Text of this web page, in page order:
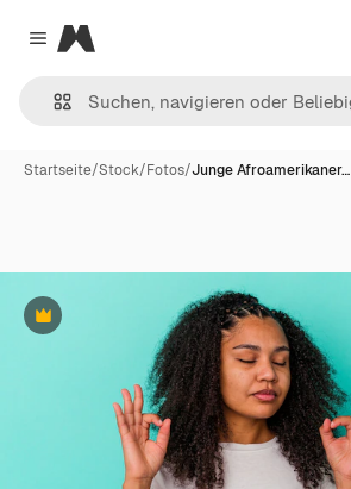
Close menu
Magnific
Startseite/Stock/Fotos/Junge Afroamerikaner…
Premium